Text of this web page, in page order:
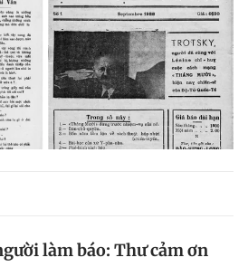
làm báo: Thư cảm ơn